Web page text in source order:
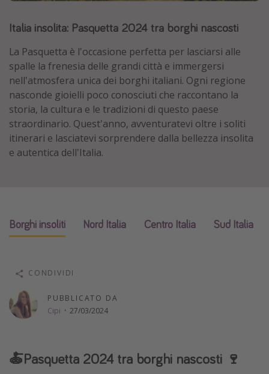
Baleari
Egitto
Tunisia
Malta
Canarie
Capo Verde
Vacanze estate 2026
Vacanze al mare
Viaggi per single
Altri argomenti
Italia insolita: Pasquetta 2024 tra borghi nascosti
La Pasquetta è l'occasione perfetta per lasciarsi alle
spalle la frenesia delle grandi città e immergersi
nell'atmosfera unica dei borghi italiani. Ogni regione
nasconde gioielli poco conosciuti che raccontano la
storia, la cultura e le tradizioni di questo paese
straordinario. Quest'anno, avventuratevi oltre i soliti
itinerari e lasciatevi sorprendere dalla bellezza insolita
e autentica dell'Italia.
Borghi insoliti Nord Italia Centro Italia Sud Italia
PUBBLICATO DA
Cipi · 27/03/2024
CONDIVIDI
🍝Pasquetta 2024 tra borghi nascosti 🍷